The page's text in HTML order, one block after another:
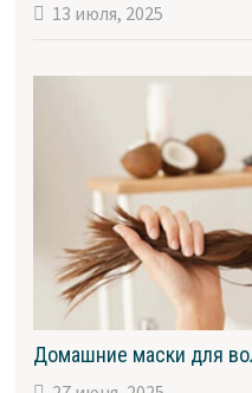
13 июля, 2025
Домашние маски для